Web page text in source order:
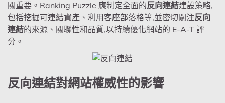
關重要。Ranking Puzzle 應制定全面的反向連結建設策略,
包括挖掘可連結資產、利用客座部落格等,並密切關注反向
連結的來源、關聯性和品質,以持續優化網站的 E-A-T 評
分。
反向連結對網站權威性的影響